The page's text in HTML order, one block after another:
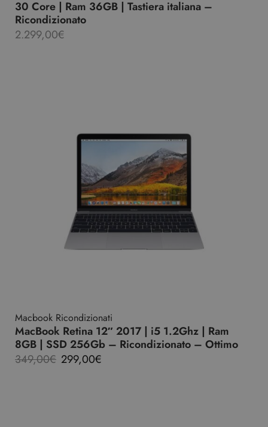
30 Core | Ram 36GB | Tastiera italiana –
Ricondizionato
2.299,00€
Macbook Ricondizionati
MacBook Retina 12″ 2017 | i5 1.2Ghz | Ram
8GB | SSD 256Gb – Ricondizionato – Ottimo
349,00€ 299,00€